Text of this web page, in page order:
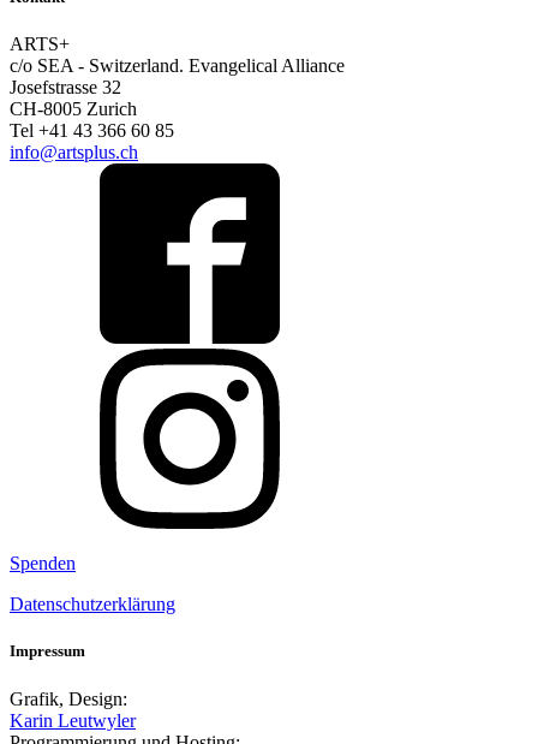
ARTS+
c/o SEA - Switzerland. Evangelical Alliance
Josefstrasse 32
CH-8005 Zurich
Tel +41 43 366 60 85
info@artsplus.ch
Spenden
Datenschutzerklärung
Impressum
Grafik, Design:
Karin Leutwyler